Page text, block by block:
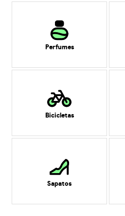
Perfumes
Bicicletas
Sapatos